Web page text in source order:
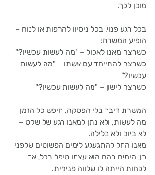
מוכן לכך.
בכל רגע פנוי, בכל ניסיון להרפות או לנוח –
הופיע המשרת:
כשרצה מאנו לאכול – "מה לעשות עכשיו?"
כשרצה להתייחד עם אשתו – "מה לעשות
עכשיו?"
כשרצה לישון – "מה לעשות עכשיו?"
המשרת דיבר בלי הפסקה, חיפש כל הזמן
מה לעשות, ולא נתן למאנו רגע של שקט –
לא ביום ולא בלילה.
מאנו החל להתגעגע לימים הפשוטים שלפני
כן, הימים בהם הוא עצמו טיפל בכל, אך
לפחות הייתה לו שלווה פנימית.